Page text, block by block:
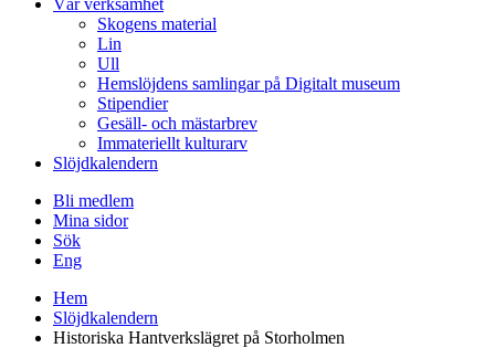
Vår verksamhet
Skogens material
Lin
Ull
Hemslöjdens samlingar på Digitalt museum
Stipendier
Gesäll- och mästarbrev
Immateriellt kulturarv
Slöjdkalendern
Bli medlem
Mina sidor
Sök
Eng
Hem
Slöjdkalendern
Historiska Hantverkslägret på Storholmen